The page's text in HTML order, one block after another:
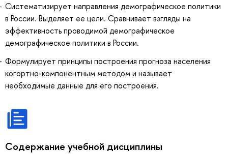
Систематизирует направления демографическое политики
в России. Выделяет ее цели. Сравнивает взгляды на
эффективность проводимой демографическое
демографическое политики в России.
Формулирует принципы построения прогноза населения
когортно-компонентным методом и называет
необходимые данные для его построения.
Содержание учебной дисциплины